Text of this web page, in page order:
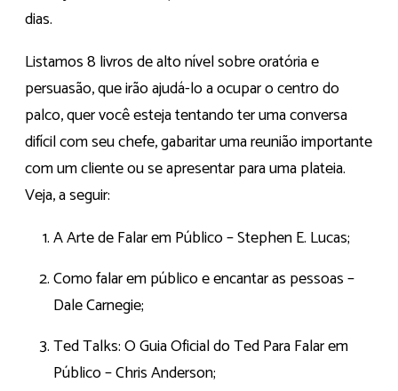
dias.
Listamos 8 livros de alto nível sobre oratória e
persuasão, que irão ajudá-lo a ocupar o centro do
palco, quer você esteja tentando ter uma conversa
difícil com seu chefe, gabaritar uma reunião importante
com um cliente ou se apresentar para uma plateia.
Veja, a seguir:
A Arte de Falar em Público – Stephen E. Lucas;
Como falar em público e encantar as pessoas –
Dale Carnegie;
Ted Talks: O Guia Oficial do Ted Para Falar em
Público – Chris Anderson;